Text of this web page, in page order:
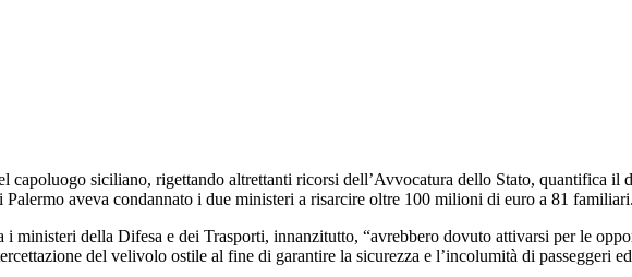
capoluogo siciliano, rigettando altrettanti ricorsi dell’Avvocatura dello Stato, quantifica
Palermo aveva condannato i due ministeri a risarcire oltre 100 milioni di euro a 81 familiari.
i ministeri della Difesa e dei Trasporti, innanzitutto, “avrebbero dovuto attivarsi per le
del velivolo ostile al fine di garantire la sicurezza e l’incolumità di passeggeri